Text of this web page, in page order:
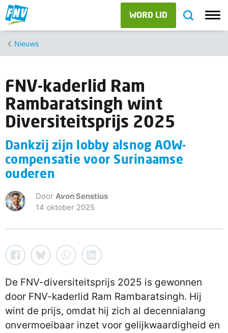
WORD LID
Nieuws
FNV-kaderlid Ram
Rambaratsingh wint
Diversiteitsprijs 2025
Dankzij zijn lobby alsnog AOW-
compensatie voor Surinaamse
ouderen
Door Avon Senstius
14 oktober 2025
De FNV-diversiteitsprijs 2025 is gewonnen
door FNV-kaderlid Ram Rambaratsingh. Hij
wint de prijs, omdat hij zich al decennialang
onvermoeibaar inzet voor gelijkwaardigheid en